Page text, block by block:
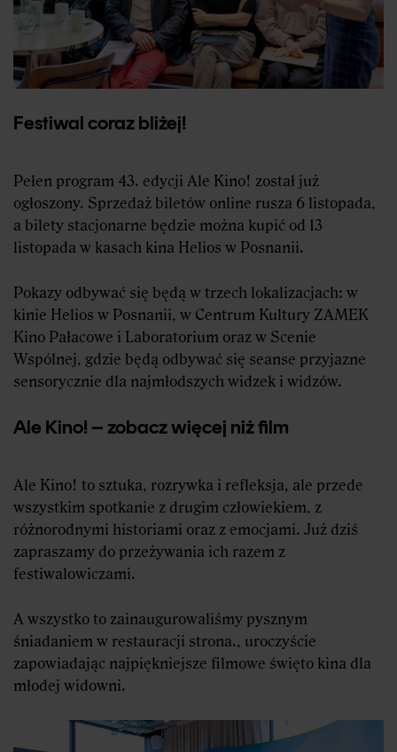
Festiwal coraz bliżej!
Pełen program 43. edycji Ale Kino! został już
ogłoszony. Sprzedaż biletów online rusza 6 listopada,
a bilety stacjonarne będzie można kupić od 13
listopada w kasach kina Helios w Posnanii.
Pokazy odbywać się będą w trzech lokalizacjach: w
kinie Helios w Posnanii, w Centrum Kultury ZAMEK
Kino Pałacowe i Laboratorium oraz w Scenie
Wspólnej, gdzie będą odbywać się seanse przyjazne
sensorycznie dla najmłodszych widzek i widzów.
Ale Kino! – zobacz więcej niż film
Ale Kino! to sztuka, rozrywka i refleksja, ale przede
wszystkim spotkanie z drugim człowiekiem, z
różnorodnymi historiami oraz z emocjami. Już dziś
zapraszamy do przeżywania ich razem z
festiwalowiczami.
A wszystko to zainaugurowaliśmy pysznym
śniadaniem w restauracji strona., uroczyście
zapowiadając najpiękniejsze filmowe święto kina dla
młodej widowni.